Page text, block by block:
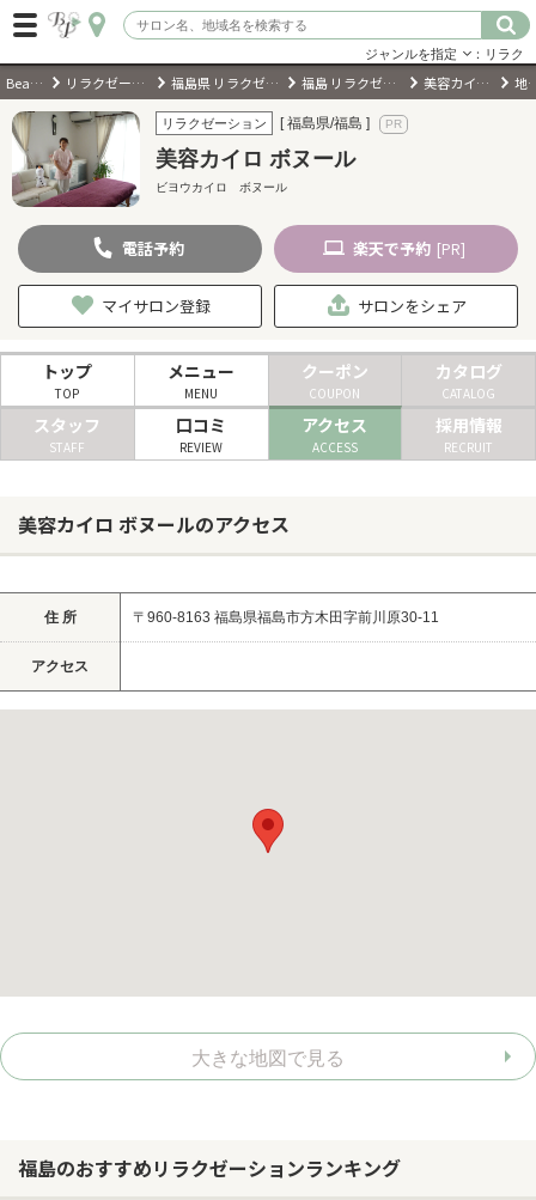
ログイン
会員登録（無料）
キーワード検索
ジャンルを選択
キーワードで検索
現在地から探す
ヘアサロン
まつげサロン
ジャンルを指定 ：リラク
BeautyPark リラクゼーションサロン 福島県 リラクゼーションサロン 福島 リラクゼーションサロン 美容カイロ ボヌール
リラクゼーション [ 福島県/福島 ]
美容カイロ ボヌール
ビヨウカイロ ボヌール
電話予約 楽天で予約 [PR]
マイサロン登録 サロンをシェア
トップ
TOP
メニュー
MENU
クーポン
COUPON
カタログ
CATALOG
スタッフ
STAFF
口コミ
REVIEW
アクセス
ACCESS
採用情報
RECRUIT
美容カイロ ボヌールのアクセス
住 所 〒960-8163 福島県福島市方木田字前川原30-11
アクセス
大きな地図で見る
福島のおすすめリラクゼーションランキング